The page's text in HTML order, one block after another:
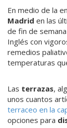
En medio de la
Madrid en las
de fin de
Inglés con
remedios
temperaturas
Las terrazas,
unos cuantos
terraceo en la
opciones para